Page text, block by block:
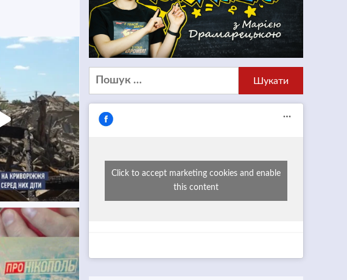
Пошук:
Click to accept marketing cookies and enable
this content